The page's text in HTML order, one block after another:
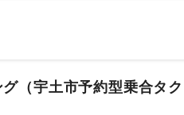
グ （宇土市予約型乗合タ